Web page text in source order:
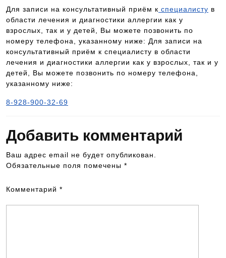
Для записи на консультативный приём к специалисту в
области лечения и диагностики аллергии как у
взрослых, так и у детей, Вы можете позвонить по
номеру телефона, указанному ниже: Для записи на
консультативный приём к специалисту в области
лечения и диагностики аллергии как у взрослых, так и у
детей, Вы можете позвонить по номеру телефона,
указанному ниже:
8-928-900-32-69
Добавить комментарий
Ваш адрес email не будет опубликован.
Обязательные поля помечены *
Комментарий *